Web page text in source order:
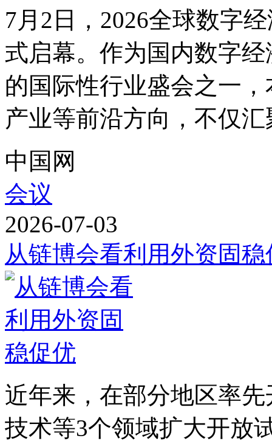
7月2日，2026全球数字
式启幕。作为国内数字
的国际性行业盛会之一
产业等前沿方向，不仅
中国网
会议
2026-07-03
从链博会看利用外资固稳
近年来，在部分地区率
技术等3个领域扩大开放